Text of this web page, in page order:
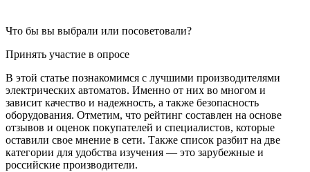
Что бы вы выбрали или посоветовали?
Принять участие в опросе
В этой статье познакомимся с лучшими производителями
электрических автоматов. Именно от них во многом и
зависит качество и надежность, а также безопасность
оборудования. Отметим, что рейтинг составлен на основе
отзывов и оценок покупателей и специалистов, которые
оставили свое мнение в сети. Также список разбит на две
категории для удобства изучения — это зарубежные и
российские производители.